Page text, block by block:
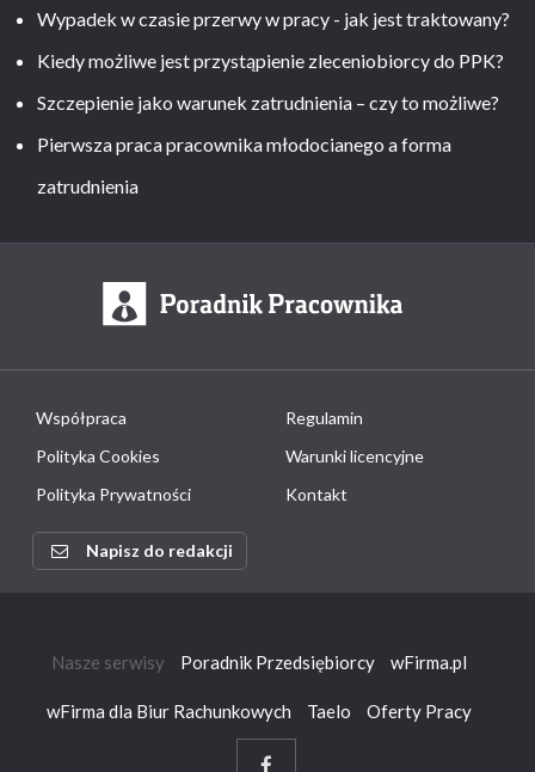
Wypadek w czasie przerwy w pracy - jak jest traktowany?
Kiedy możliwe jest przystąpienie zleceniobiorcy do PPK?
Szczepienie jako warunek zatrudnienia – czy to możliwe?
Pierwsza praca pracownika młodocianego a forma
zatrudnienia
Współpraca
Regulamin
Polityka Cookies
Warunki licencyjne
Polityka Prywatności
Kontakt
Napisz do redakcji
Nasze serwisy Poradnik Przedsiębiorcy wFirma.pl
wFirma dla Biur Rachunkowych Taelo Oferty Pracy